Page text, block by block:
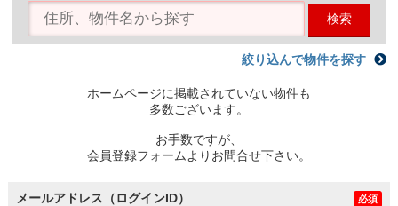
検索
絞り込んで物件を探す
ホームページに掲載されていない物件も
多数ございます。
お手数ですが、
会員登録フォームよりお問合せ下さい。
メールアドレス（ログインID） 必須